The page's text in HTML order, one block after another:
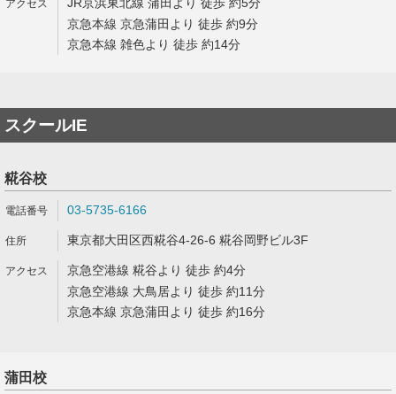
京急本線 京急蒲田より 徒歩 約9分
京急本線 雑色より 徒歩 約14分
スクールIE
糀谷校
03-5735-6166
東京都大田区西糀谷4-26-6 糀谷岡野ビル3F
京急空港線 糀谷より 徒歩 約4分
京急空港線 大鳥居より 徒歩 約11分
京急本線 京急蒲田より 徒歩 約16分
蒲田校